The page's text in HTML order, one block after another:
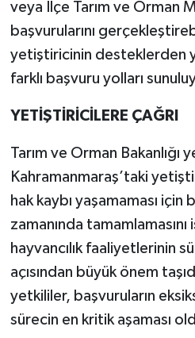
veya İlçe Tarım ve Orman
başvurularını
yetiştiricinin desteklerden
farklı başvuru yolları
YETİŞTİRİCİLERE ÇAĞRI
Tarım ve Orman Bakanlığı
Kahramanmaraş’taki
hak kaybı yaşamaması için
zamanında
hayvancılık faaliyetlerinin
açısından büyük önem
yetkililer, başvuruların
sürecin en kritik aşaması